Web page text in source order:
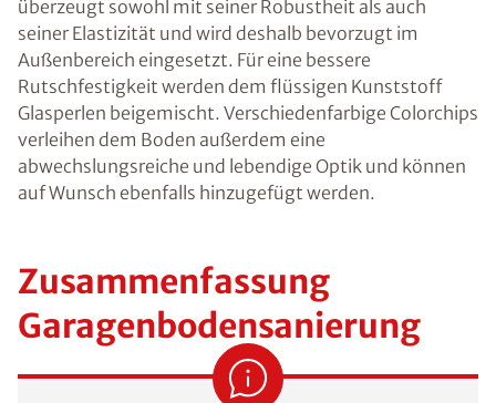
überzeugt sowohl mit seiner Robustheit als auch
seiner Elastizität und wird deshalb bevorzugt im
Außenbereich eingesetzt. Für eine bessere
Rutschfestigkeit werden dem flüssigen Kunststoff
Glasperlen beigemischt. Verschiedenfarbige Colorchips
verleihen dem Boden außerdem eine
abwechslungsreiche und lebendige Optik und können
auf Wunsch ebenfalls hinzugefügt werden.
Zusammenfassung
Garagenbodensanierung